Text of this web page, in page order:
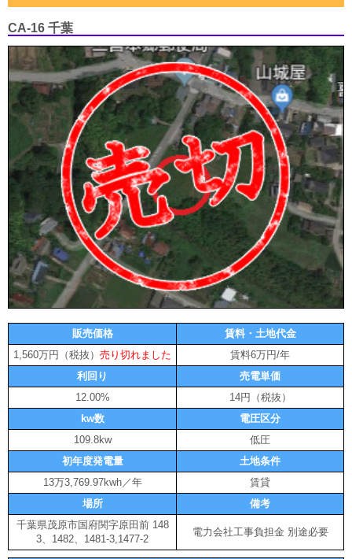
CA-16 千葉
販売価格
賃料・土地代金
1,560万円（税抜） 売り切れました
賃料6万円/年
利回り
売電単価
12.00%
14円（税抜）
kw数
電圧区分
109.8kw
低圧
初年度発電量
土地条件
13万3,769.97kwh／年
賃貸
場所
備考
千葉県茂原市国府関字原田前 148
3、1482、1481-3,1477-2
電力会社工事負担金 別途必要